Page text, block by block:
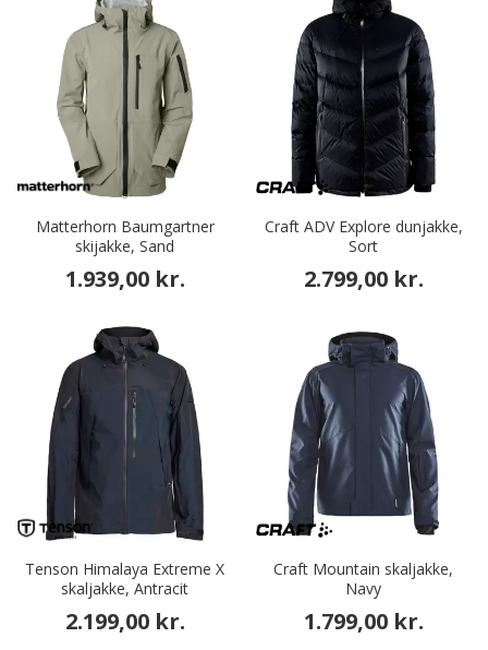
Matterhorn Baumgartner
skijakke, Sand
1.939,00 kr.
Craft ADV Explore dunjakke,
Sort
2.799,00 kr.
Tenson Himalaya Extreme X
skaljakke, Antracit
2.199,00 kr.
Craft Mountain skaljakke,
Navy
1.799,00 kr.